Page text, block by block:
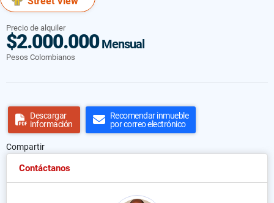
Precio de alquiler
$2.000.000Mensual
Pesos Colombianos
Descargar
información
Recomendar inmueble
por correo electrónico
Compartir
Contáctanos